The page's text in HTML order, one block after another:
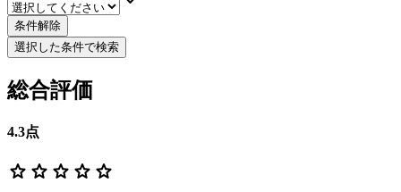
条件解除
選択した条件で検索
総合評価
4.3点
star star star star star